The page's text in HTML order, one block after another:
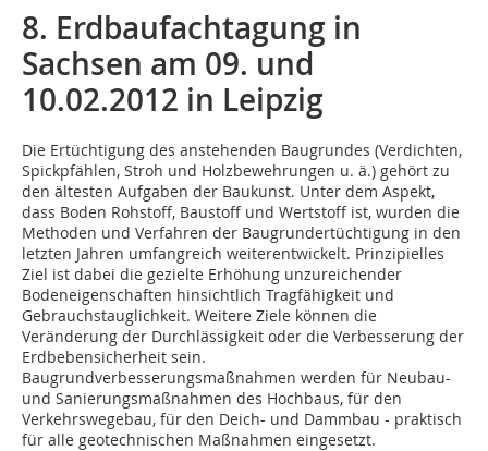
8. Erdbaufachtagung in
Sachsen am 09. und
10.02.2012 in Leipzig
Die Ertüchtigung des anstehenden Baugrundes (Verdichten,
Spickpfählen, Stroh und Holzbewehrungen u. ä.) gehört zu
den ältesten Aufgaben der Baukunst. Unter dem Aspekt,
dass Boden Rohstoff, Baustoff und Wertstoff ist, wurden die
Methoden und Verfahren der Baugrundertüchtigung in den
letzten Jahren umfangreich weiterentwickelt. Prinzipielles
Ziel ist dabei die gezielte Erhöhung unzureichender
Bodeneigenschaften hinsichtlich Tragfähigkeit und
Gebrauchstauglichkeit. Weitere Ziele können die
Veränderung der Durchlässigkeit oder die Verbesserung der
Erdbebensicherheit sein.
Baugrundverbesserungsmaßnahmen werden für Neubau-
und Sanierungsmaßnahmen des Hochbaus, für den
Verkehrswegebau, für den Deich- und Dammbau - praktisch
für alle geotechnischen Maßnahmen eingesetzt.